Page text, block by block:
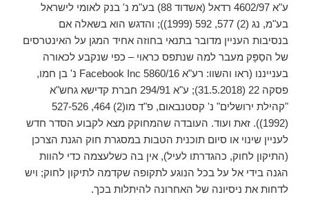
ע"א 4602/97 רדאל (אשדוד 88) בע"מ נ' בנק לאומי לישראל
בע"מ, נג (2) 577, 592 (1999)); והדגש הוא בשאלה אם
בנסיבות העניין מדובר בתנאי בחוזה אחיד המגן על האינטרסים
של הסַפָּק מעבר למה שנתפס כראוי – כפי שנקבע לכאורה
בענייננו (ראו והשוו: רע"א 5860/16 Facebook Inc נ' בן חמו,
פסקה 22 (31.5.2018); ע"א 294/91 חברת קדישא גחש"א
"קהילת ירושלים" נ' קסטנבאום, פ"ד מו(2) 464, 527-526
(1992)). זאת ועוד. העובדה שהמחוקק מצא לקבוע הסדר חדש
לעניין שינוי או סיום תוכנית הטבות במסגרת חוק הגנת הצרכן
(התיקון לחוק, כהגדרתו לעיל), אין בה כשלעצמה כדי להוות
הגנה בידי אל על בכל הנוגע לתקופה שקדמה לתיקון לחוק; ויש
לדחות את ניסיונה של האחרונה להיתלות בכך.